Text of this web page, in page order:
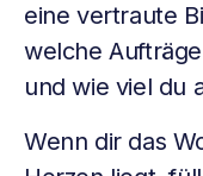
eine vertraute
welche
und wie viel du
Wenn dir das